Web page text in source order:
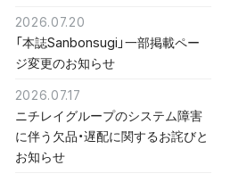
2026.07.20
「本誌Sanbonsugi」一部掲載ペー
ジ変更のお知らせ
2026.07.17
ニチレイグループのシステム障害
に伴う欠品・遅配に関するお詫びと
お知らせ